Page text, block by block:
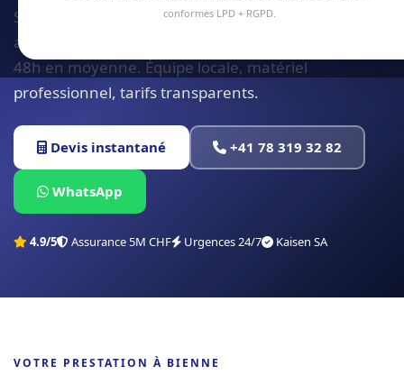
Service surveillance qualite de l'air à Bienne et
alentours. Devis gratuit sous 24h, intervention sous
48h en moyenne. Équipe locale, matériel
professionnel, tarifs transparents.
Devis instantané +41 78 319 32 82
WhatsApp
4.9/5 Assurance 5M CHF Urgences 24/7 Kaisen SA
VOTRE PRESTATION À BIENNE
conformes LPD + RGPD.